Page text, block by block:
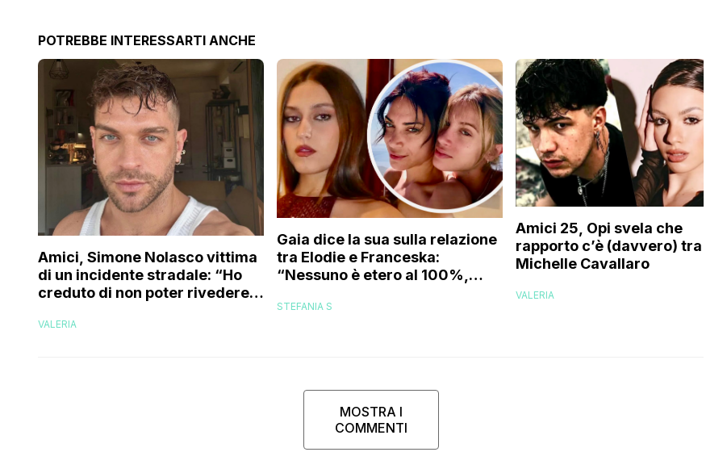
POTREBBE INTERESSARTI ANCHE
Amici, Simone Nolasco vittima
di un incidente stradale: “Ho
creduto di non poter rivedere
VALERIA
Gaia dice la sua sulla relazione
tra Elodie e Franceska:
“Nessuno è etero al 100%,
STEFANIA S
Amici 25, Opi svela che
rapporto c’è (davvero) tra lui e
Michelle Cavallaro
VALERIA
MOSTRA I
COMMENTI